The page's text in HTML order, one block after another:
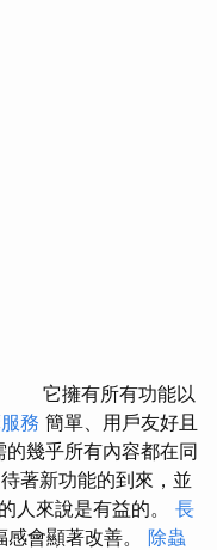
它擁有所有功能以
務 簡單、用戶友好且
幾乎所有內容都在同
著新功能的到來，並
人來說是有益的。 長
會顯著改善。 除蟲